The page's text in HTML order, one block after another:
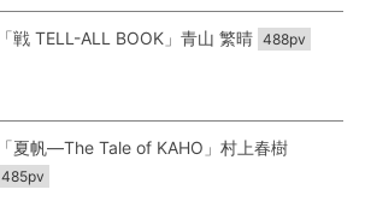
「戦 TELL-ALL BOOK」青山 繁晴 488pv
「夏帆―The Tale of KAHO」村上春樹
485pv